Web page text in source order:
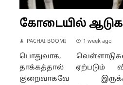
கோடையில்
PACHAI BOOMI 1 week ago
பொதுவாக,
தாக்கத்தால் ஏற்படும்
குறைவாகவே